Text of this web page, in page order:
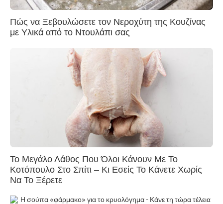
Πώς να Ξεβουλώσετε τον Νεροχύτη της Κουζίνας
με Υλικά από το Ντουλάπι σας
Το Μεγάλο Λάθος Που Όλοι Κάνουν Με Το
Κοτόπουλο Στο Σπίτι – Κι Εσείς Το Κάνετε Χωρίς
Να Το Ξέρετε